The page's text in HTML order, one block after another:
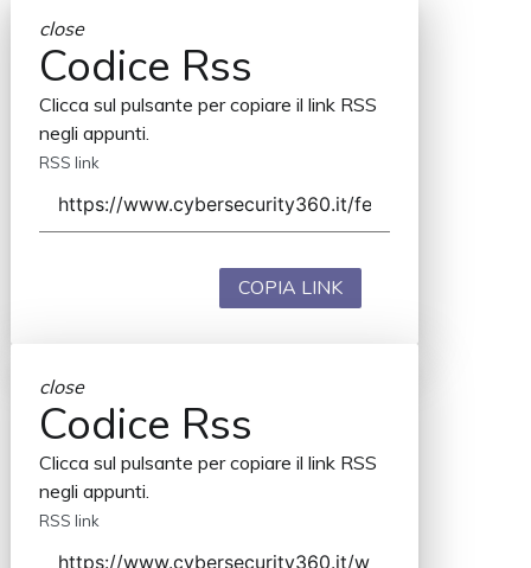
close
Codice Rss
Clicca sul pulsante per copiare il link RSS
negli appunti.
RSS link
COPIA LINK
close
Codice Rss
Clicca sul pulsante per copiare il link RSS
negli appunti.
RSS link